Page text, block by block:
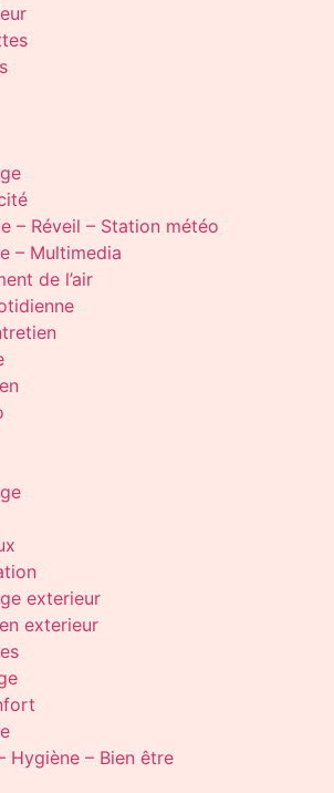
– Réveil – Station météo
– Multimedia
de l’air
exterieur
exterieur
Hygiène – Bien être